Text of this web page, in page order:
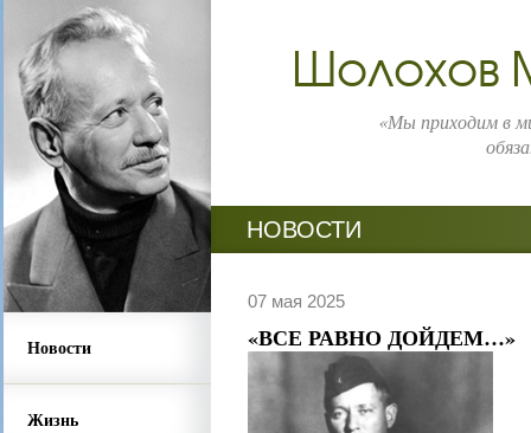
Новости
Жизнь
Шолохов
«Мы приходим в
НОВОСТИ
07 мая 2025
«ВСЕ РАВНО ДОЙДЕМ…»